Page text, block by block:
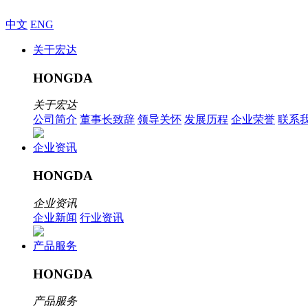
中文 ENG
关于宏达
HONGDA
关于宏达
公司简介 董事长致辞 领导关怀 发展历程 企业荣誉 联系
企业资讯
HONGDA
企业资讯
企业新闻 行业资讯
产品服务
HONGDA
产品服务